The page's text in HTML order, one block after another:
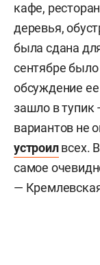
кафе,
деревья,
была сдана
сентябре
обсуждение
зашло в тупик
вариантов не
устроилвсех.
самое
—